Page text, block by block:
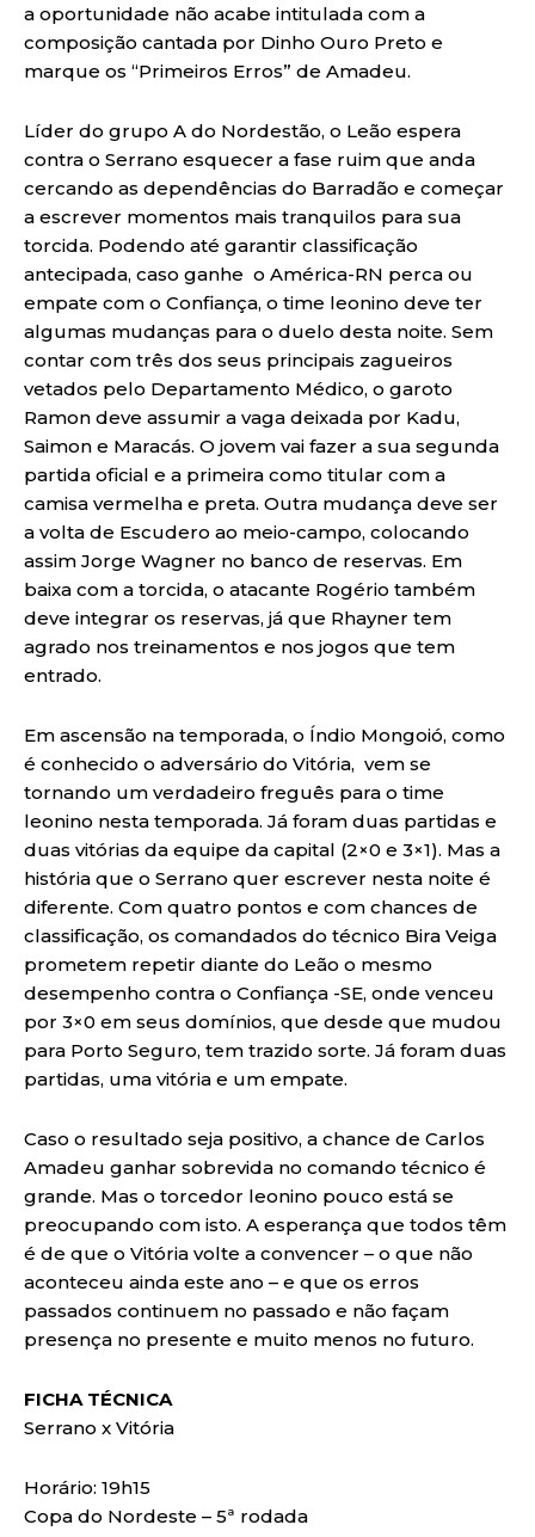
a oportunidade não acabe intitulada com a
composição cantada por Dinho Ouro Preto e
marque os “Primeiros Erros” de Amadeu.
Líder do grupo A do Nordestão, o Leão espera
contra o Serrano esquecer a fase ruim que anda
cercando as dependências do Barradão e começar
a escrever momentos mais tranquilos para sua
torcida. Podendo até garantir classificação
antecipada, caso ganhe o América-RN perca ou
empate com o Confiança, o time leonino deve ter
algumas mudanças para o duelo desta noite. Sem
contar com três dos seus principais zagueiros
vetados pelo Departamento Médico, o garoto
Ramon deve assumir a vaga deixada por Kadu,
Saimon e Maracás. O jovem vai fazer a sua segunda
partida oficial e a primeira como titular com a
camisa vermelha e preta. Outra mudança deve ser
a volta de Escudero ao meio-campo, colocando
assim Jorge Wagner no banco de reservas. Em
baixa com a torcida, o atacante Rogério também
deve integrar os reservas, já que Rhayner tem
agrado nos treinamentos e nos jogos que tem
entrado.
Em ascensão na temporada, o Índio Mongoió, como
é conhecido o adversário do Vitória, vem se
tornando um verdadeiro freguês para o time
leonino nesta temporada. Já foram duas partidas e
duas vitórias da equipe da capital (2×0 e 3×1). Mas a
história que o Serrano quer escrever nesta noite é
diferente. Com quatro pontos e com chances de
classificação, os comandados do técnico Bira Veiga
prometem repetir diante do Leão o mesmo
desempenho contra o Confiança -SE, onde venceu
por 3×0 em seus domínios, que desde que mudou
para Porto Seguro, tem trazido sorte. Já foram duas
partidas, uma vitória e um empate.
Caso o resultado seja positivo, a chance de Carlos
Amadeu ganhar sobrevida no comando técnico é
grande. Mas o torcedor leonino pouco está se
preocupando com isto. A esperança que todos têm
é de que o Vitória volte a convencer – o que não
aconteceu ainda este ano – e que os erros
passados continuem no passado e não façam
presença no presente e muito menos no futuro.
FICHA TÉCNICA
Serrano x Vitória
Horário: 19h15
Copa do Nordeste – 5ª rodada